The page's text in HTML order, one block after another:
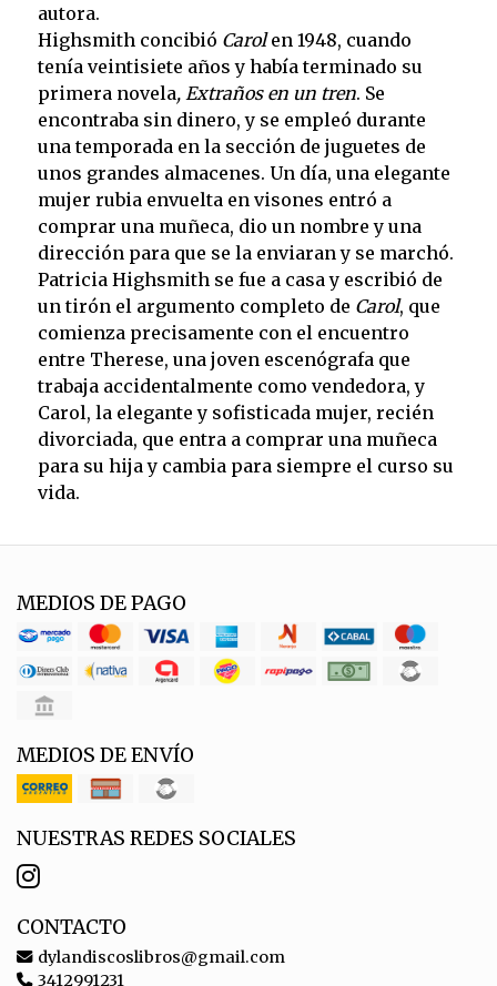
autora.
Highsmith concibió Carolen 1948, cuando
tenía veintisiete años y había terminado su
primera novela, Extraños en un tren. Se
encontraba sin dinero, y se empleó durante
una temporada en la sección de juguetes de
unos grandes almacenes. Un día, una elegante
mujer rubia envuelta en visones entró a
comprar una muñeca, dio un nombre y una
dirección para que se la enviaran y se marchó.
Patricia Highsmith se fue a casa y escribió de
un tirón el argumento completo de Carol, que
comienza precisamente con el encuentro
entre Therese, una joven escenógrafa que
trabaja accidentalmente como vendedora, y
Carol, la elegante y sofisticada mujer, recién
divorciada, que entra a comprar una muñeca
para su hija y cambia para siempre el curso su
vida.
MEDIOS DE PAGO
MEDIOS DE ENVÍO
NUESTRAS REDES SOCIALES
CONTACTO
dylandiscoslibros@gmail.com
3412991231